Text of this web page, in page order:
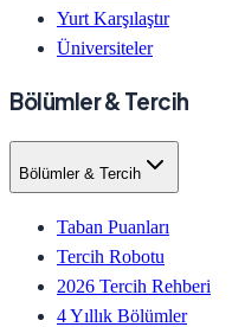
Yurt Karşılaştır
Üniversiteler
Bölümler & Tercih
Bölümler & Tercih
Taban Puanları
Tercih Robotu
2026 Tercih Rehberi
4 Yıllık Bölümler